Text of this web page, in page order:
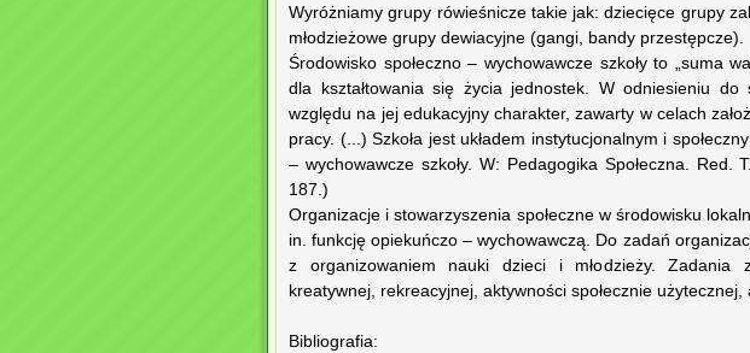
Wyróżniamy grupy rówieśnicze takie jak: dziecięce grupy
młodzieżowe grupy dewiacyjne (gangi, bandy przestępcze).
Środowisko społeczno – wychowawcze szkoły to „suma
dla kształtowania się życia jednostek. W odniesieniu
względu na jej edukacyjny charakter, zawarty w celach
pracy. (...) Szkoła jest układem instytucjonalnym i
– wychowawcze szkoły. W: Pedagogika Społeczna.
187.)
Organizacje i stowarzyszenia społeczne w środowisku
in. funkcję opiekuńczo – wychowawczą. Do zadań
z organizowaniem nauki dzieci i młodzieży. Zadania
kreatywnej, rekreacyjnej, aktywności społecznie
Bibliografia: